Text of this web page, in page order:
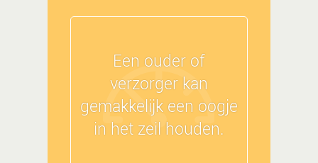
Een ouder of
verzorger kan
gemakkelijk een oogje
in het zeil houden.